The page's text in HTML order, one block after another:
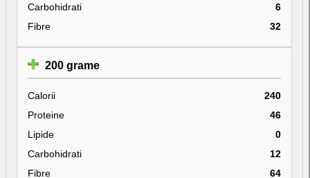
Carbohidrati
6
Fibre
32
200 grame
Calorii
240
Proteine
46
Lipide
0
Carbohidrati
12
Fibre
64